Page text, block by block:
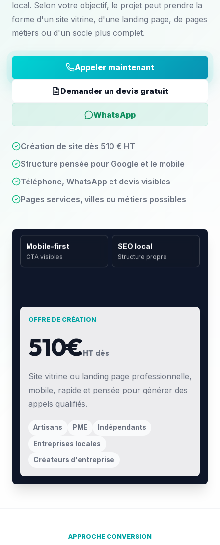
local. Selon votre objectif, le projet peut prendre la
forme d'un site vitrine, d'une landing page, de pages
métiers ou d'un socle plus complet.
Appeler maintenant
Demander un devis gratuit
WhatsApp
Création de site dès 510 € HT
Structure pensée pour Google et le mobile
Téléphone, WhatsApp et devis visibles
Pages services, villes ou métiers possibles
OFFRE DE CRÉATION
510€HT dès
Site vitrine ou landing page professionnelle,
mobile, rapide et pensée pour générer des
appels qualifiés.
Artisans PME Indépendants
Entreprises locales
Créateurs d'entreprise
Mobile-first
CTA visibles
SEO local
Structure propre
APPROCHE CONVERSION